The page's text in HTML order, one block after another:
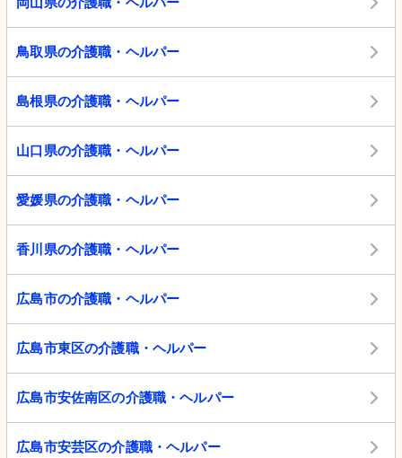
鳥取県の介護職・ヘルパー
島根県の介護職・ヘルパー
山口県の介護職・ヘルパー
愛媛県の介護職・ヘルパー
香川県の介護職・ヘルパー
広島市の介護職・ヘルパー
広島市東区の介護職・ヘルパー
広島市安佐南区の介護職・ヘルパー
広島市安芸区の介護職・ヘルパー